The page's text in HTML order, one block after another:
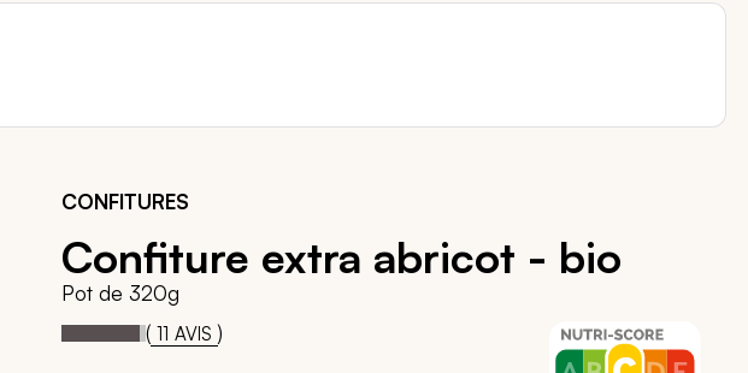
CONFITURES
Confiture extra abricot - bio
Pot de 320g
Notation:93
% of100
( 11 AVIS )